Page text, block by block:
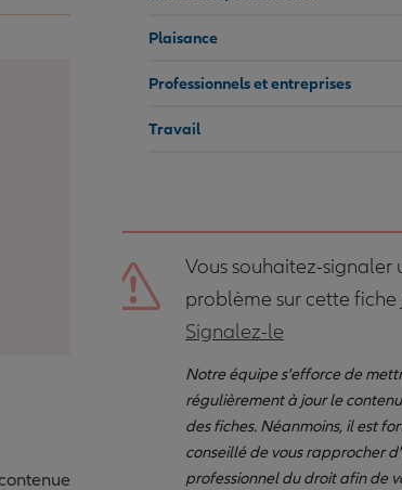
Plaisance
Professionnels et entreprises
Travail
Vous souhaitez-signaler
problème sur cette fiche
Signalez-le
Notre équipe s'efforce de
régulièrement à jour le
des fiches. Néanmoins, il est
conseillé de vous rapprocher
professionnel du droit afin de